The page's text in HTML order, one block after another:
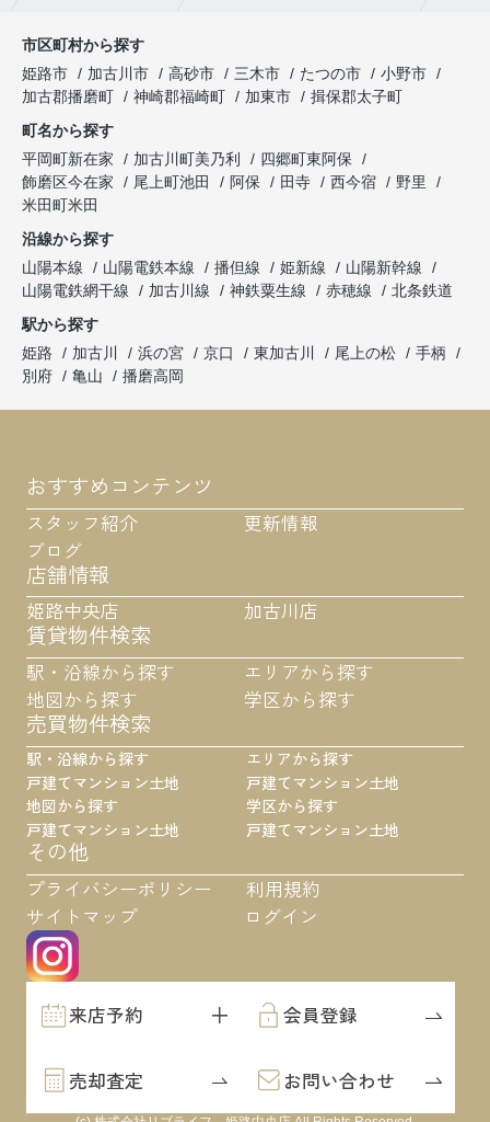
市区町村から探す
姫路市
加古川市 高砂市 三木市 たつの市
小野市
加古郡播磨町
神崎郡福崎町 加東市
揖保郡太子町
町名から探す
平岡町新在家
加古川町美乃利
四郷町東阿保
飾磨区今在家
尾上町池田 阿保 田寺 西今宿
野里
米田町米田
沿線から探す
山陽本線
山陽電鉄本線 播但線 姫新線
山陽新幹線
山陽電鉄網干線
加古川線 神鉄粟生線 赤穂線
北条鉄道
駅から探す
姫路
加古川 浜の宮 京口 東加古川 尾上の松
手柄
別府
亀山 播磨高岡
おすすめコンテンツ
スタッフ紹介
更新情報
ブログ
店舗情報
姫路中央店 加古川店
賃貸物件検索
駅・沿線から探す
エリアから探す
地図から探す
学区から探す
売買物件検索
駅・沿線から探す
戸建てマンション土地
地図から探す
戸建てマンション土地
エリアから探す
戸建てマンション土地
学区から探す
戸建てマンション土地
その他
プライバシーポリシー
利用規約
サイトマップ
ログイン
来店予約 会員登録
売却査定 お問い合わせ